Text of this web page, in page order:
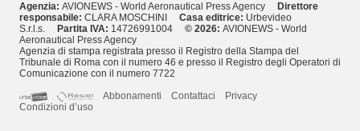
Agenzia: AVIONEWS - World Aeronautical Press Agency
Direttore
responsabile: CLARA MOSCHINI Casa editrice: Urbevideo
S.r.l.s.
Partita IVA: 14726991004 © 2026: AVIONEWS - World
Aeronautical Press Agency
Agenzia di stampa registrata presso il Registro della Stampa del
Tribunale di Roma con il numero 46 e presso il Registro degli Operatori di
Comunicazione con il numero 7722
Abbonamenti
Contattaci
Privacy
Condizioni d’uso